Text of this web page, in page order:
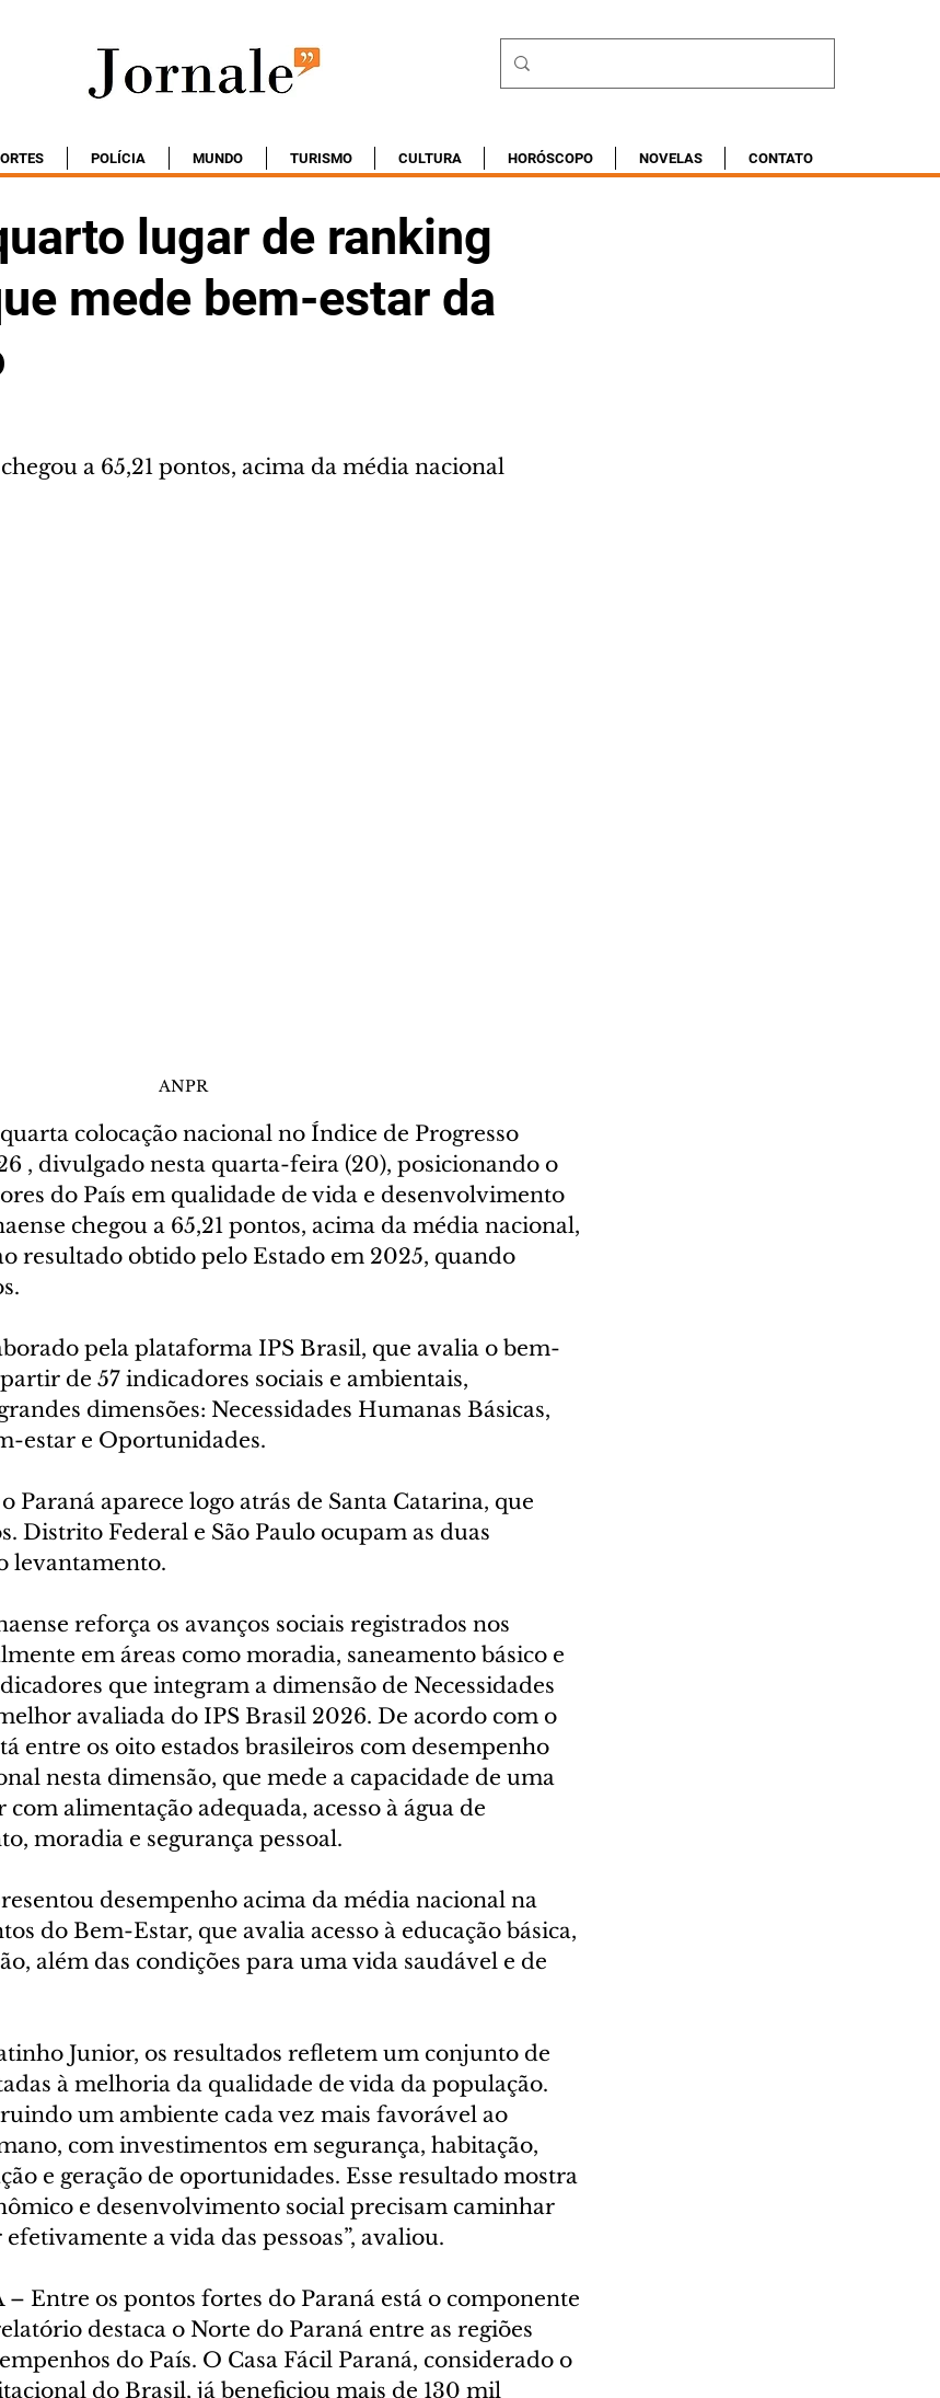
POLÍCIA MUNDO TURISMO CULTURA HORÓSCOPO NOVELAS CONTATO
lugar de ranking
mede bem-estar da
a 65,21 pontos, acima da média nacional
ANPR
colocação nacional no Índice de Progresso
, divulgado nesta quarta-feira (20), posicionando o
do País em qualidade de vida e desenvolvimento
chegou a 65,21 pontos, acima da média nacional,
resultado obtido pelo Estado em 2025, quando
pela plataforma IPS Brasil, que avalia o bem-
de 57 indicadores sociais e ambientais,
dimensões: Necessidades Humanas Básicas,
estar e Oportunidades.
Paraná aparece logo atrás de Santa Catarina, que
Distrito Federal e São Paulo ocupam as duas
levantamento.
reforça os avanços sociais registrados nos
em áreas como moradia, saneamento básico e
que integram a dimensão de Necessidades
avaliada do IPS Brasil 2026. De acordo com o
entre os oito estados brasileiros com desempenho
nesta dimensão, que mede a capacidade de uma
alimentação adequada, acesso à água de
moradia e segurança pessoal.
desempenho acima da média nacional na
do Bem-Estar, que avalia acesso à educação básica,
além das condições para uma vida saudável e de
Junior, os resultados refletem um conjunto de
à melhoria da qualidade de vida da população.
um ambiente cada vez mais favorável ao
com investimentos em segurança, habitação,
e geração de oportunidades. Esse resultado mostra
e desenvolvimento social precisam caminhar
a vida das pessoas”, avaliou.
Entre os pontos fortes do Paraná está o componente
destaca o Norte do Paraná entre as regiões
do País. O Casa Fácil Paraná, considerado o
do Brasil, já beneficiou mais de 130 mil